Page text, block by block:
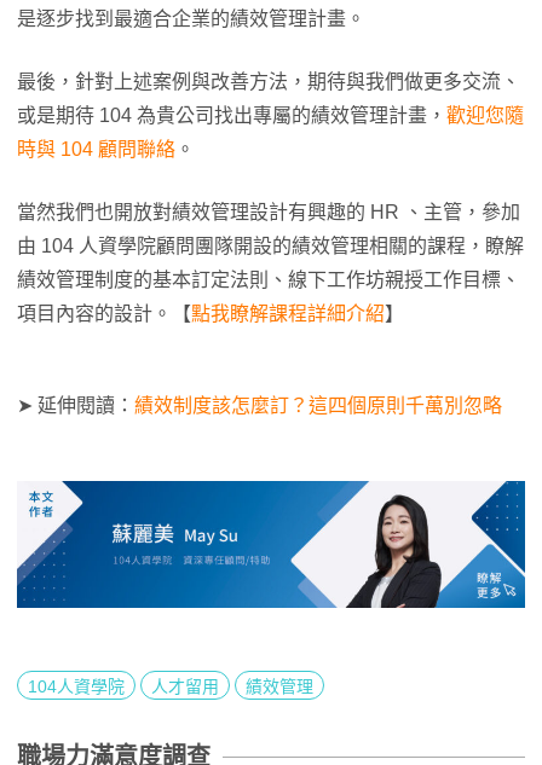
是逐步找到最適合企業的績效管理計畫。
最後，針對上述案例與改善方法，期待與我們做更多交流、
或是期待 104 為貴公司找出專屬的績效管理計畫， 歡迎您隨
時與 104 顧問聯絡 。
當然我們也開放對績效管理設計有興趣的 HR 、主管，參加
由 104 人資學院顧問團隊開設的績效管理相關的課程，瞭解
績效管理制度的基本訂定法則、線下工作坊親授工作目標、
項目內容的設計。【點我瞭解課程詳細介紹】
➤ 延伸閱讀： 績效制度該怎麼訂？這四個原則千萬別忽略
104人資學院 人才留用 績效管理
職場力滿意度調查